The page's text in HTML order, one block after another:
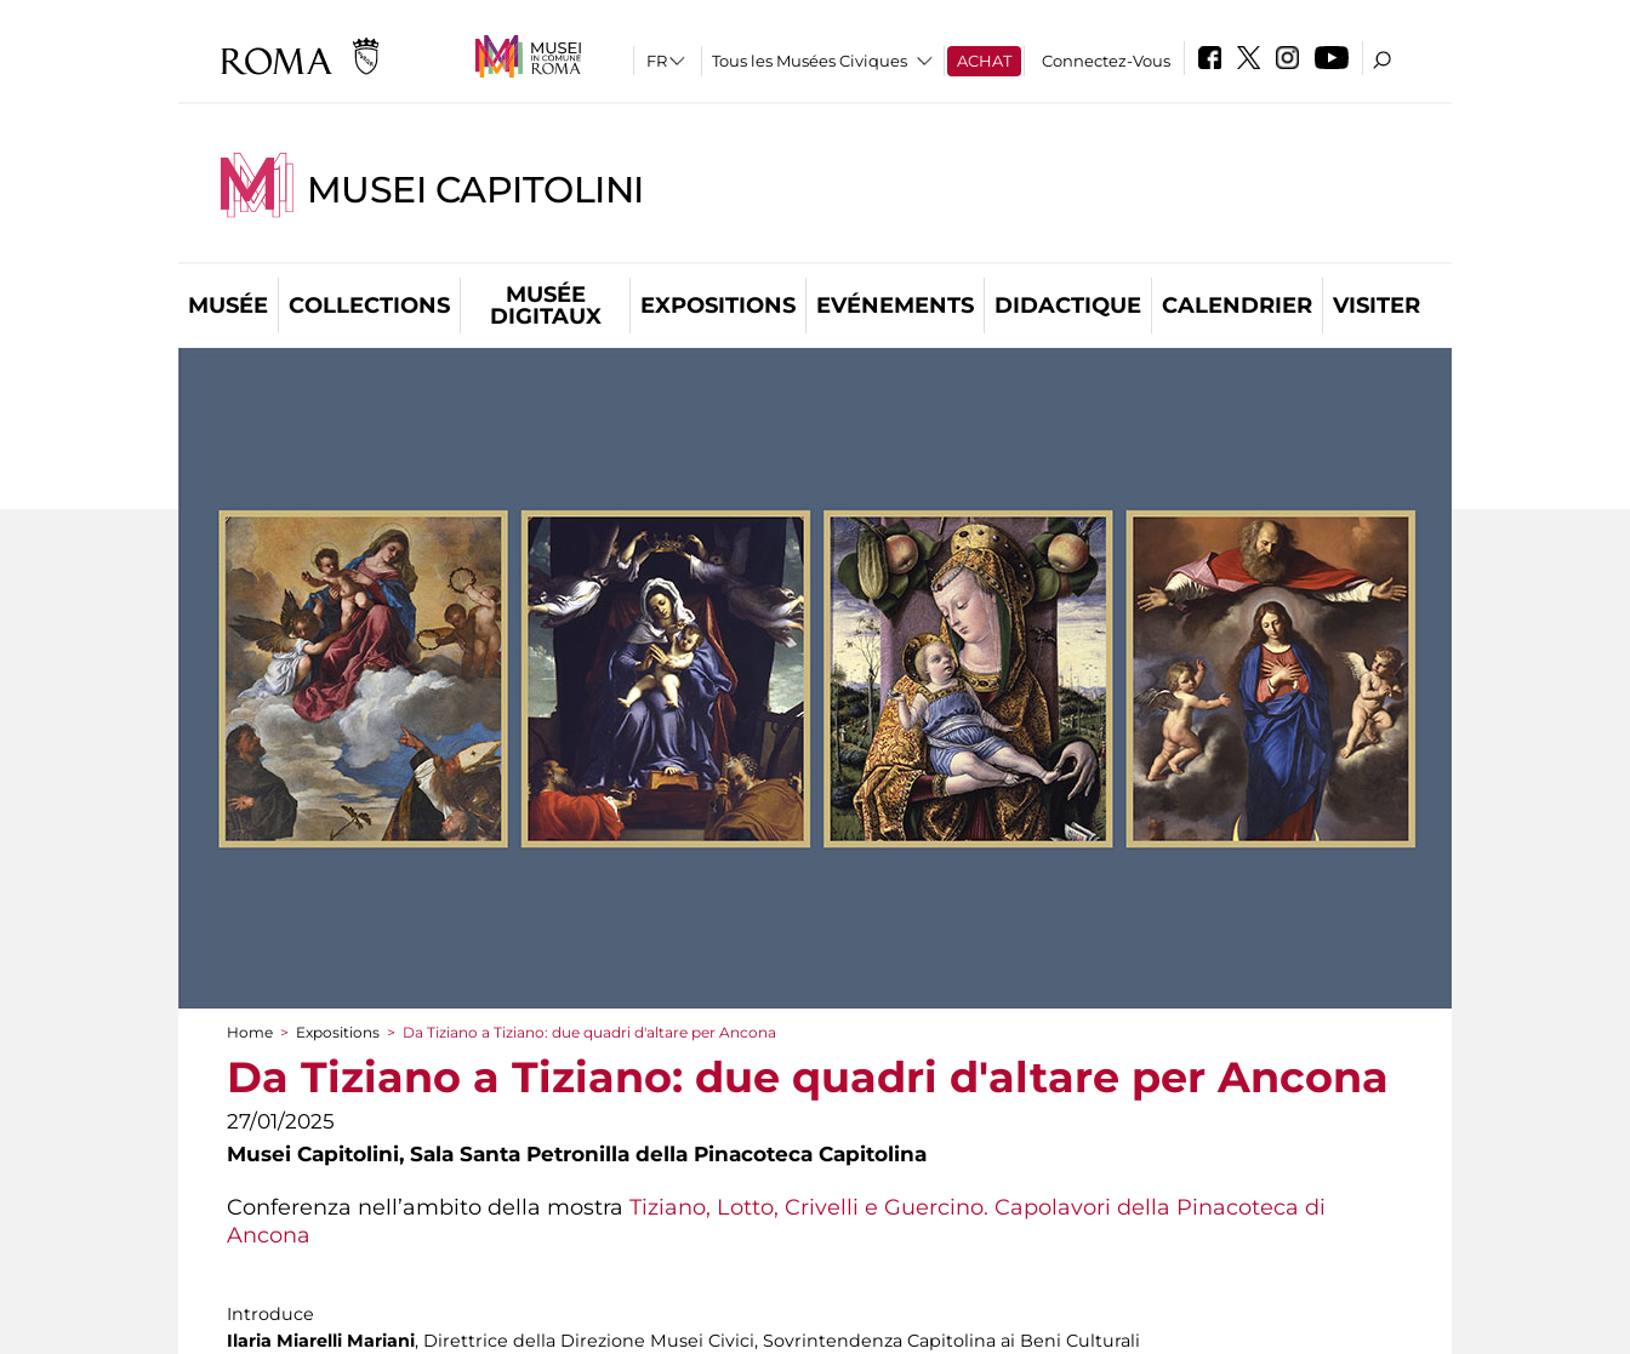
Tous les Musées Civiques ACHAT Connectez-Vous
MUSEI CAPITOLINI
MUSÉE COLLECTIONS
MUSÉE
DIGITAUX
EXPOSITIONS EVÉNEMENTS DIDACTIQUE CALENDRIER VISITER
You are here
Home > Expositions > Da Tiziano a Tiziano: due quadri d'altare per Ancona
Da Tiziano a Tiziano: due quadri d'altare per Ancona
27/01/2025
Musei Capitolini, Sala Santa Petronilla della Pinacoteca Capitolina
Conferenza nell’ambito della mostra Tiziano, Lotto, Crivelli e Guercino. Capolavori della Pinacoteca di
Ancona
Introduce
Ilaria Miarelli Mariani, Direttrice della Direzione Musei Civici, Sovrintendenza Capitolina ai Beni Culturali